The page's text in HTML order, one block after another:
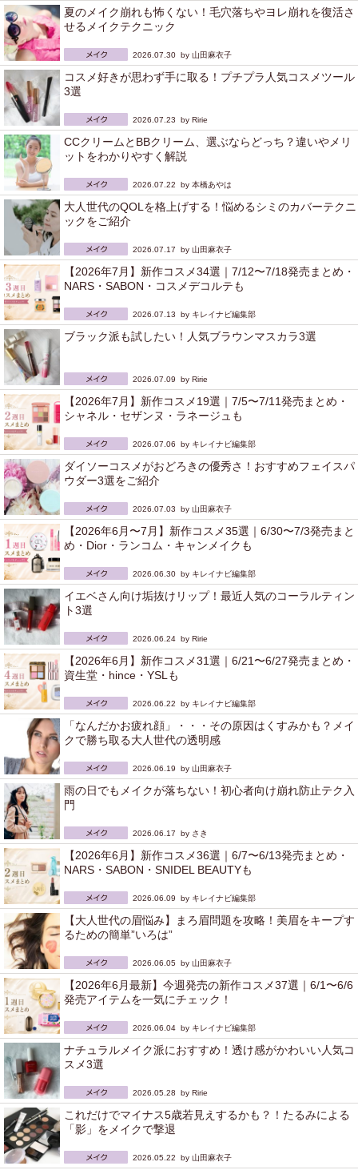
夏のメイク崩れも怖くない！毛穴落ちやヨレ崩れを復活さ
せるメイクテクニック
2026.07.30 by 山田麻衣子
コスメ好きが思わず手に取る！プチプラ人気コスメツール
3選
2026.07.23 by Ririe
CCクリームとBBクリーム、選ぶならどっち？違いやメリ
ットをわかりやすく解説
2026.07.22 by 本橋あやは
大人世代のQOLを格上げする！悩めるシミのカバーテクニ
ックをご紹介
2026.07.17 by 山田麻衣子
【2026年7月】新作コスメ34選｜7/12〜7/18発売まとめ・
NARS・SABON・コスメデコルテも
2026.07.13 by キレイナビ編集部
ブラック派も試したい！人気ブラウンマスカラ3選
2026.07.09 by Ririe
【2026年7月】新作コスメ19選｜7/5〜7/11発売まとめ・
シャネル・セザンヌ・ラネージュも
2026.07.06 by キレイナビ編集部
ダイソーコスメがおどろきの優秀さ！おすすめフェイスパ
ウダー3選をご紹介
2026.07.03 by 山田麻衣子
【2026年6月〜7月】新作コスメ35選｜6/30〜7/3発売まと
め・Dior・ランコム・キャンメイクも
2026.06.30 by キレイナビ編集部
イエベさん向け垢抜けリップ！最近人気のコーラルティン
ト3選
2026.06.24 by Ririe
【2026年6月】新作コスメ31選｜6/21〜6/27発売まとめ・
資生堂・hince・YSLも
2026.06.22 by キレイナビ編集部
「なんだかお疲れ顔」・・・その原因はくすみかも？メイ
クで勝ち取る大人世代の透明感
2026.06.19 by 山田麻衣子
雨の日でもメイクが落ちない！初心者向け崩れ防止テク入
門
2026.06.17 by さき
【2026年6月】新作コスメ36選｜6/7〜6/13発売まとめ・
NARS・SABON・SNIDEL BEAUTYも
2026.06.09 by キレイナビ編集部
【大人世代の眉悩み】まろ眉問題を攻略！美眉をキープす
るための簡単”いろは”
2026.06.05 by 山田麻衣子
【2026年6月最新】今週発売の新作コスメ37選｜6/1〜6/6
発売アイテムを一気にチェック！
2026.06.04 by キレイナビ編集部
ナチュラルメイク派におすすめ！透け感がかわいい人気コ
スメ3選
2026.05.28 by Ririe
これだけでマイナス5歳若見えするかも？！たるみによる
「影」をメイクで撃退
2026.05.22 by 山田麻衣子